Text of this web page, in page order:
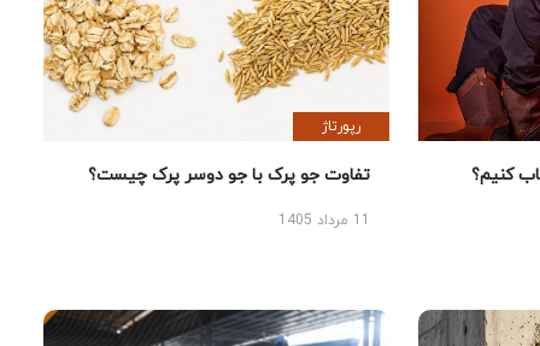
کنیم؟
رپورتاژ
تفاوت جو پرک با جو دوسر پرک چیست؟